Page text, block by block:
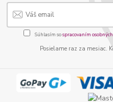
Súhlasím sospracovaním
Posielame raz za mesiac.